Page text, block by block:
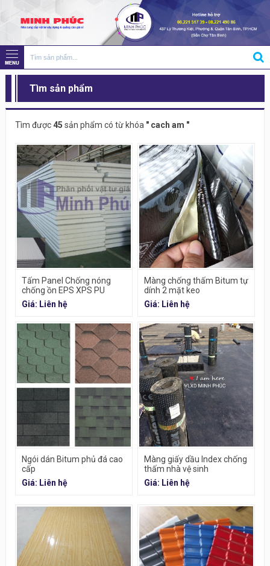
Tìm sản phẩm
Tìm được45 sản phẩm có từ khóa " cach am "
Tấm Panel Chống nóng
chống ồn EPS XPS PU
ROCKWOOL
Giá: Liên hệ
Màng chống thấm Bitum tự
dính 2 mặt keo
Giá: Liên hệ
Ngói dán Bitum phủ đá cao
cấp
Giá: Liên hệ
Màng giấy dầu Index chống
thấm nhà vệ sinh
Giá: Liên hệ